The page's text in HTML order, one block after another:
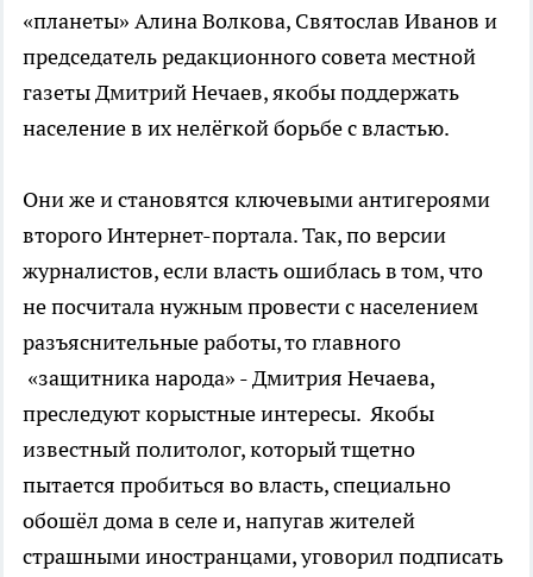
«планеты» Алина Волкова, Святослав Иванов и
председатель редакционного совета местной
газеты Дмитрий Нечаев, якобы поддержать
население в их нелёгкой борьбе с властью.
Они же и становятся ключевыми антигероями
второго Интернет-портала. Так, по версии
журналистов, если власть ошиблась в том, что
не посчитала нужным провести с населением
разъяснительные работы, то главного
«защитника народа» - Дмитрия Нечаева,
преследуют корыстные интересы. Якобы
известный политолог, который тщетно
пытается пробиться во власть, специально
обошёл дома в селе и, напугав жителей
страшными иностранцами, уговорил подписать